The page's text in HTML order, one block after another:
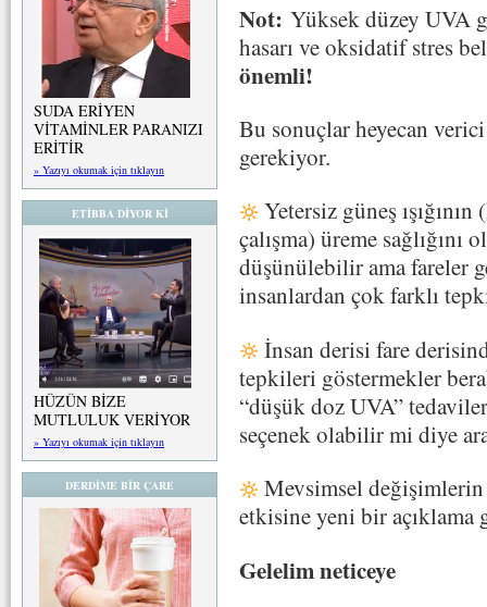
SUDA ERİYEN
VİTAMİNLER PARANIZI
ERİTİR
» Yazıyı okumak için tıklayın
ETİBBA DİYOR Kİ
HÜZÜN BİZE
MUTLULUK VERİYOR
» Yazıyı okumak için tıklayın
DERDİME BİR ÇARE
Not: Yüksek düzey UVA
hasarı ve oksidatif stres
önemli!
Bu sonuçlar heyecan
gerekiyor.
Yetersiz güneş
çalışma) üreme
düşünülebilir ama fareler
insanlardan çok farklı
İnsan derisi fare
tepkileri göstermekler
“düşük doz UVA”
seçenek olabilir mi diye
Mevsimsel
etkisine yeni bir açıklama
Gelelim neticeye